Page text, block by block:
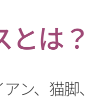
とは？
ン、猫脚、